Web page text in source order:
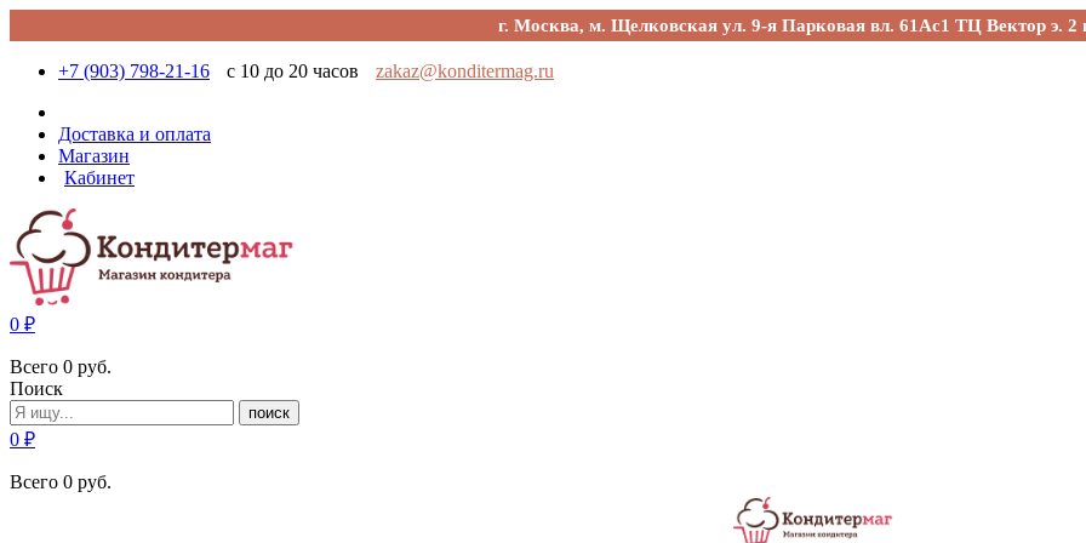
г. Москва, м. Щелковская ул. 9-я Парковая вл. 61Ас1 ТЦ Вектор э. 2
+7 (903) 798-21-16 с 10 до 20 часов zakaz@konditermag.ru
Доставка и оплата
Магазин
Кабинет
0 ₽
Всего 0 руб.
Поиск
поиск
0 ₽
Всего 0 руб.